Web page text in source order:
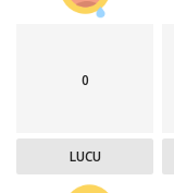
0
LUCU